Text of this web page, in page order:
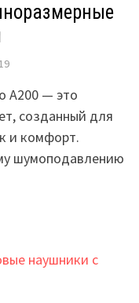
19
A200 — это
созданный для
и комфорт.
шумоподавлению